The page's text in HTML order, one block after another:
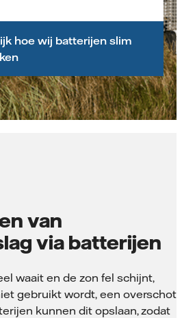
hoe wij batterijen slim
van
via batterijen
waait en de zon fel schijnt,
gebruikt wordt, een overschot
kunnen dit opslaan, zodat